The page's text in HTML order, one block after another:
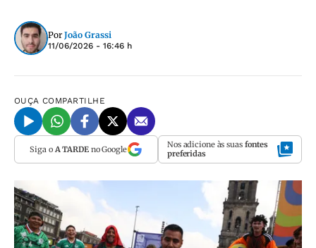
Por João Grassi
11/06/2026 - 16:46 h
OUÇA COMPARTILHE
Siga o A TARDEno Google Nos adicione às suas fontes
preferidas